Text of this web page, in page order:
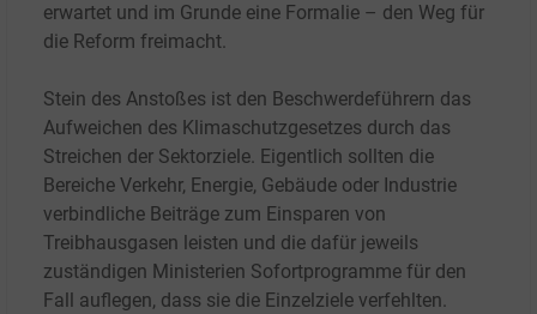
erwartet und im Grunde eine Formalie – den Weg für
die Reform freimacht.
Stein des Anstoßes ist den Beschwerdeführern das
Aufweichen des Klimaschutzgesetzes durch das
Streichen der Sektorziele. Eigentlich sollten die
Bereiche Verkehr, Energie, Gebäude oder Industrie
verbindliche Beiträge zum Einsparen von
Treibhausgasen leisten und die dafür jeweils
zuständigen Ministerien Sofortprogramme für den
Fall auflegen, dass sie die Einzelziele verfehlten.